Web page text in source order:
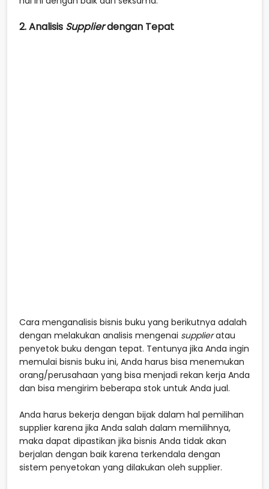
2. Analisis Supplierdengan Tepat
Cara menganalisis bisnis buku yang berikutnya adalah
dengan melakukan analisis mengenai supplieratau
penyetok buku dengan tepat. Tentunya jika Anda ingin
memulai bisnis buku ini, Anda harus bisa menemukan
orang/perusahaan yang bisa menjadi rekan kerja Anda
dan bisa mengirim beberapa stok untuk Anda jual.
Anda harus bekerja dengan bijak dalam hal pemilihan
supplier karena jika Anda salah dalam memilihnya,
maka dapat dipastikan jika bisnis Anda tidak akan
berjalan dengan baik karena terkendala dengan
sistem penyetokan yang dilakukan oleh supplier.